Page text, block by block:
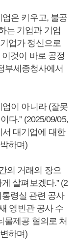
은 키우고, 불공
는 기업과 기업
업가 정신으로
것이 바로 공정
부세종청사에서
이 아니라 (잘못
다.” (2025/09/05,
대기업에 대한
하며)
의 거래의 장으
살펴보겠다.” (2
령실 관련 공사
영빈관 공사 수
물제공 혐의로 처
하며)